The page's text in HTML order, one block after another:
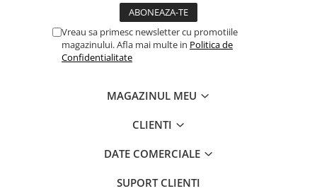
Vreau sa primesc newsletter cu promotiile
magazinului. Afla mai multe in Politica de
Confidentialitate
MAGAZINUL MEU
CLIENTI
DATE COMERCIALE
SUPORT CLIENTI